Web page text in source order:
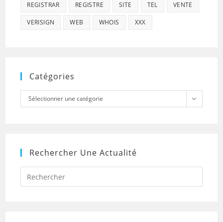
REGISTRAR REGISTRE SITE TEL VENTE
VERISIGN WEB WHOIS XXX
Catégories
Catégories
Sélectionner une catégorie
Rechercher Une Actualité
Press
to